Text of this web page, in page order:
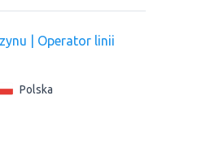
| Оperator linii
Polska